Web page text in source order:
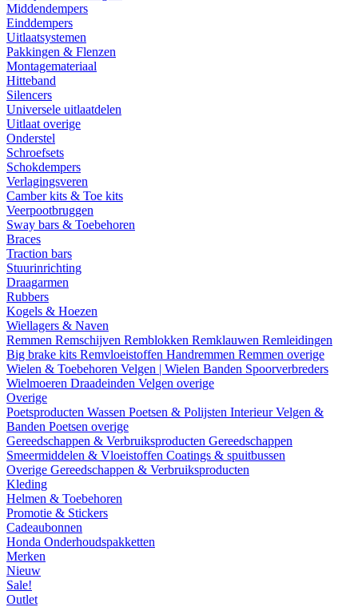
Middendempers
Einddempers
Uitlaatsystemen
Pakkingen & Flenzen
Montagemateriaal
Hitteband
Silencers
Universele uitlaatdelen
Uitlaat overige
Onderstel
Schroefsets
Schokdempers
Verlagingsveren
Camber kits & Toe kits
Veerpootbruggen
Sway bars & Toebehoren
Braces
Traction bars
Stuurinrichting
Draagarmen
Rubbers
Kogels & Hoezen
Wiellagers & Naven
Remmen Remschijven Remblokken Remklauwen Remleidingen
Big brake kits Remvloeistoffen Handremmen Remmen overige
Wielen & Toebehoren Velgen | Wielen Banden Spoorverbreders
Wielmoeren Draadeinden Velgen overige
Overige
Poetsproducten Wassen Poetsen & Polijsten InterieurVelgen &
Banden Poetsen overige
Gereedschappen & Verbruiksproducten Gereedschappen
Smeermiddelen & Vloeistoffen Coatings & spuitbussen
Overige Gereedschappen & Verbruiksproducten
Kleding
Helmen & Toebehoren
Promotie & Stickers
Cadeaubonnen
Honda Onderhoudspakketten
Merken
Nieuw
Sale!
Outlet